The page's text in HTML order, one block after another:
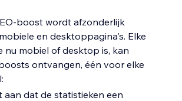
overhet gebruik van het
dashboard voor tips voor
van de prestaties.
boost wordt afzonderlijk
en desktoppagina's. Elke
nu mobiel of desktop is, kan
ontvangen, één voor elke
aan dat de statistieken een